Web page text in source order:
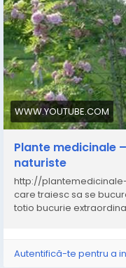
WWW.YOUTUBE.COM
Plante medicinale
naturiste
http://
care traiesc sa se
totio bucurie
Autentifică-te pentru a